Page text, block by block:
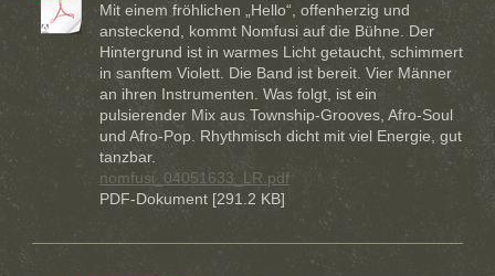
Mit einem fröhlichen „Hello“, offenherzig und
ansteckend, kommt Nomfusi auf die Bühne. Der
Hintergrund ist in warmes Licht getaucht, schimmert
in sanftem Violett. Die Band ist bereit. Vier Männer
an ihren Instrumenten. Was folgt, ist ein
pulsierender Mix aus Township-Grooves, Afro-Soul
und Afro-Pop. Rhythmisch dicht mit viel Energie, gut
tanzbar.
nomfusi_04051633_LR.pdf
PDF-Dokument [291.2 KB]